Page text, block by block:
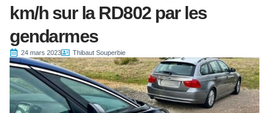
km/h sur la RD802 par les
gendarmes
24 mars 2023 Thibaut Souperbie